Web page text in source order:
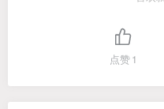
点赞1